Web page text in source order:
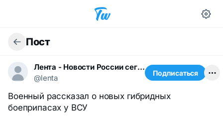
Пост
Лента - Новости России сегодня
@lenta
Подписаться
Военный рассказал о новых гибридных
боеприпасах у ВСУ